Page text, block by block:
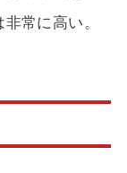
常に高い。